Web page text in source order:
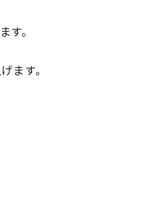
。
ます。